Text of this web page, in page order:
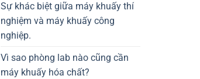
Sự khác biệt giữa máy khuấy thí
nghiệm và máy khuấy công
nghiệp.
Vì sao phòng lab nào cũng cần
máy khuấy hóa chất?